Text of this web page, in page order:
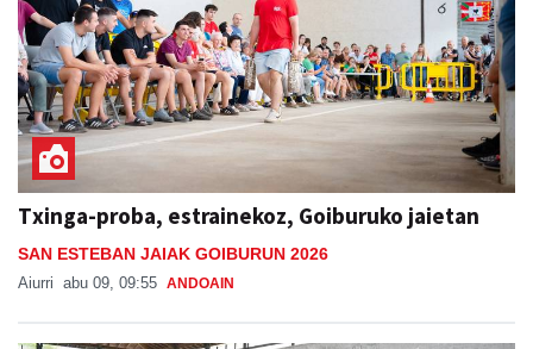
Txinga-proba, estrainekoz, Goiburuko jaietan
SAN ESTEBAN JAIAK GOIBURUN 2026
Aiurri abu 09, 09:55 ANDOAIN